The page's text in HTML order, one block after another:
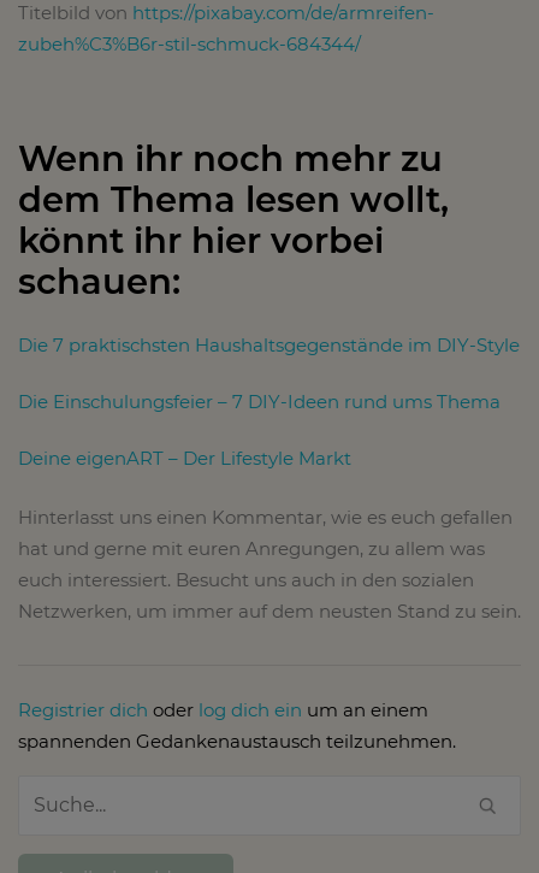
Titelbild von https://pixabay.com/de/armreifen-
zubeh%C3%B6r-stil-schmuck-684344/
Wenn ihr noch mehr zu
dem Thema lesen wollt,
könnt ihr hier vorbei
schauen:
Die 7 praktischsten Haushaltsgegenstände im DIY-Style
Die Einschulungsfeier – 7 DIY-Ideen rund ums Thema
Deine eigenART – Der Lifestyle Markt
Hinterlasst uns einen Kommentar, wie es euch gefallen
hat und gerne mit euren Anregungen, zu allem was
euch interessiert. Besucht uns auch in den sozialen
Netzwerken, um immer auf dem neusten Stand zu sein.
Registrier dich oder log dich ein um an einem
spannenden Gedankenaustausch teilzunehmen.